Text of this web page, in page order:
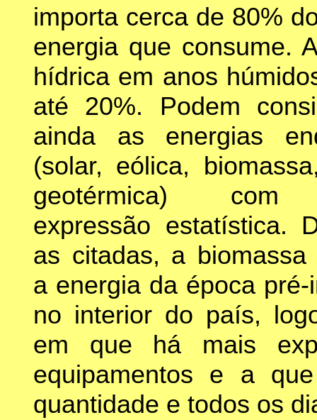
importa cerca de 80%
energia que consume.
hídrica em anos
até 20%. Podem
ainda as energias
(solar, eólica,
geotérmica) com
expressão estatística.
as citadas, a biomassa
a energia da época pré-
no interior do país,
em que há mais
equipamentos e a
quantidade e todos os